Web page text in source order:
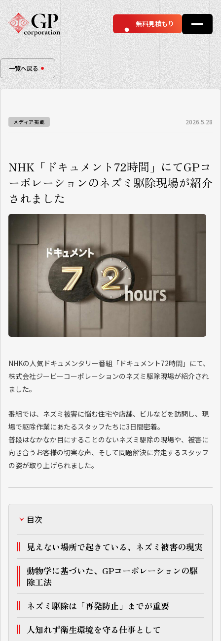
無料見積もり
一覧へ戻る
メディア掲載 2026.5.28
NHK「ドキュメント72時間」にてGPコ
ーポレーションのネズミ駆除現場が紹介
されました
NHKの人気ドキュメンタリー番組「ドキュメント72時間」にて、
株式会社ジーピーコーポレーションのネズミ駆除現場が紹介され
ました。
番組では、ネズミ被害に悩む住宅や店舗、ビルなどを訪問し、現
場で駆除作業にあたるスタッフたちに3日間密着。
普段はなかなか目にすることのないネズミ駆除の現場や、被害に
向き合うお客様の切実な声、そして問題解決に奔走するスタッフ
の姿が取り上げられました。
目次
見えない場所で起きている、ネズミ被害の現実
動物学に基づいた、GPコーポレーションの駆
除工法
ネズミ駆除は「再発防止」までが重要
人知れず衛生環境を守る仕事として